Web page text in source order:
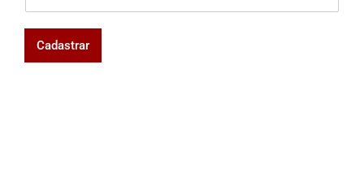
Cadastrar